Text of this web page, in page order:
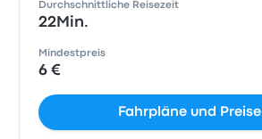
Durchschnittliche Reisezeit
22Min.
Mindestpreis
6 €
Fahrpläne und Preise